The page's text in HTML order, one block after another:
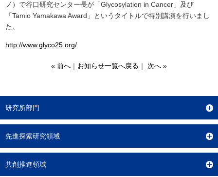
ノ）で谷口研究センター長が「Glycosylation in Cancer」及び
「Tamio Yamakawa Award」というタイトルで特別講演を行いまし
た。
http://www.glyco25.org/
« 前へ｜ お知らせ一覧へ戻る ｜ 次へ »
研究所部門
先進探索研究領域
共創推進領域